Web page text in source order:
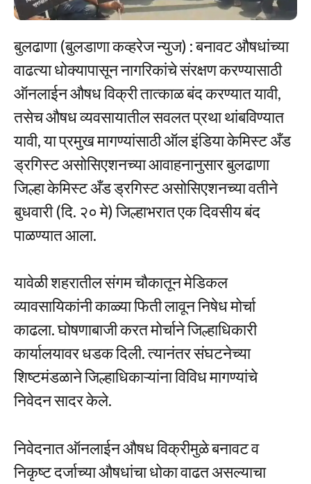
बुलढाणा (बुलडाणा कव्हरेज न्युज) : बनावट औषधांच्या
वाढत्या धोक्यापासून नागरिकांचे संरक्षण करण्यासाठी
ऑनलाईन औषध विक्री तात्काळ बंद करण्यात यावी,
तसेच औषध व्यवसायातील सवलत प्रथा थांबविण्यात
यावी, या प्रमुख मागण्यांसाठी ऑल इंडिया केमिस्ट अँड
ड्रगिस्ट असोसिएशनच्या आवाहनानुसार बुलढाणा
जिल्हा केमिस्ट अँड ड्रगिस्ट असोसिएशनच्या वतीने
बुधवारी (दि. २० मे) जिल्हाभरात एक दिवसीय बंद
पाळण्यात आला.
यावेळी शहरातील संगम चौकातून मेडिकल
व्यावसायिकांनी काळ्या फिती लावून निषेध मोर्चा
काढला. घोषणाबाजी करत मोर्चाने जिल्हाधिकारी
कार्यालयावर धडक दिली. त्यानंतर संघटनेच्या
शिष्टमंडळाने जिल्हाधिकाऱ्यांना विविध मागण्यांचे
निवेदन सादर केले.
निवेदनात ऑनलाईन औषध विक्रीमुळे बनावट व
निकृष्ट दर्जाच्या औषधांचा धोका वाढत असल्याचा